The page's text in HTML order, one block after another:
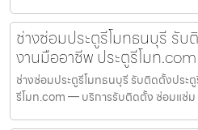
ช่างซ่อมประตูรีโมทธนบุรี รั
งานมืออาชีพ ประตูรีโมท.com
ช่างซ่อมประตูรีโมทธนบุรี รับติดตั้งประ
รีโมท.com — บริการรับติดตั้ง ซ่อมแซ่ม